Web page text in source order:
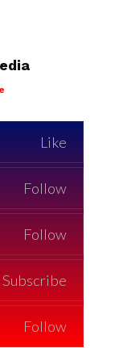
Like
Follow
Follow
Subscribe
Follow